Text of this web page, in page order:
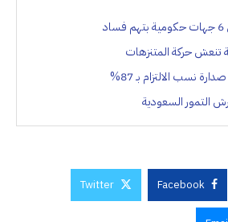
تنعش حركة المتنزهات
نسب الالتزام بـ 87%
التمور السعودية
Facebook
Twitter